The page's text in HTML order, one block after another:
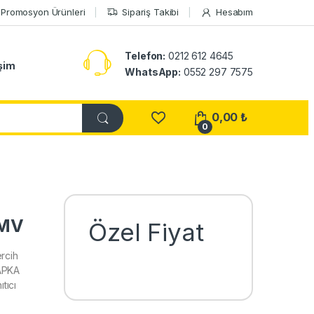
Ürünleri Sipariş Takibi Hesabım
Telefon: 0212 612 4645
WhatsApp: 0552 297 7575
0
0,00₺
Özel Fiyat